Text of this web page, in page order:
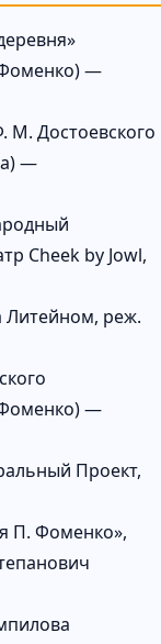
—
М. Достоевского
—
Cheek by Jowl,
Литейном, реж.
—
Проект,
П. Фоменко»,